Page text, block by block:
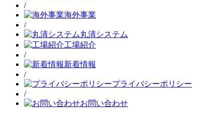
/
海外事業
/
丸清システム
工場紹介
/
新着情報
/
プライバシーポリシー
/
お問い合わせ